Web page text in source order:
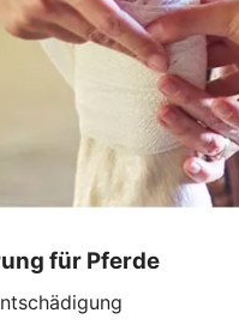
für Pferde